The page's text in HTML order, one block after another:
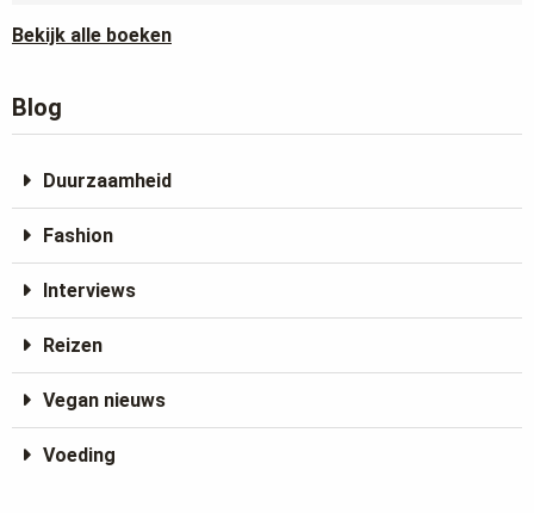
Bekijk alle boeken
Blog
Duurzaamheid
Fashion
Interviews
Reizen
Vegan nieuws
Voeding